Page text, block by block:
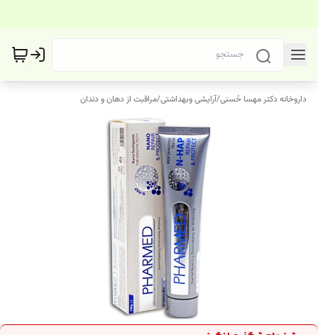
داروخانه دکتر مهسا حُسنی/آرایشی وبهداشتی/مراقبت از دهان و دندان